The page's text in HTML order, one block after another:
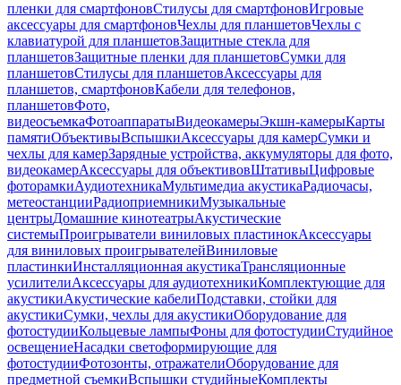
пленки для смартфоновСтилусы для смартфоновИгровые
аксессуары для смартфоновЧехлы для планшетовЧехлы с
клавиатурой для планшетовЗащитные стекла для
планшетовЗащитные пленки для планшетовСумки для
планшетовСтилусы для планшетовАксессуары для
планшетов, смартфоновКабели для телефонов,
планшетовФото,
видеосъемкаФотоаппаратыВидеокамерыЭкшн-камерыКарты
памятиОбъективыВспышкиАксессуары для камерСумки и
чехлы для камерЗарядные устройства, аккумуляторы для фото,
видеокамерАксессуары для объективовШтативыЦифровые
фоторамкиАудиотехникаМультимедиа акустикаРадиочасы,
метеостанцииРадиоприемникиМузыкальные
центрыДомашние кинотеатрыАкустические
системыПроигрыватели виниловых пластинокАксессуары
для виниловых проигрывателейВиниловые
пластинкиИнсталляционная акустикаТрансляционные
усилителиАксессуары для аудиотехникиКомплектующие для
акустикиАкустические кабелиПодставки, стойки для
акустикиСумки, чехлы для акустикиОборудование для
фотостудииКольцевые лампыФоны для фотостудииСтудийное
освещениеНасадки светоформирующие для
фотостудииФотозонты, отражателиОборудование для
предметной съемкиВспышки студийныеКомплекты